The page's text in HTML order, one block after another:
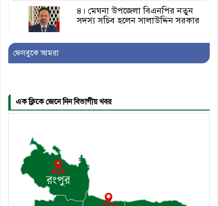
৪। মেঘনা উপজেলা বিএনপির নতুন
সদস্য সচিব হলেন সালাউদ্দিন সরকার
পেলেন দাউদকান্দি মডেল থানার
৭। দাউদকান্দিতে মুচি সম্প্রদায়ের
খোঁজখবর নিলেন ড. খন্দকার মারুফ
হোসেন
ফেসবুকে আমরা
এক ক্লিকে জেনে নিন বিভাগীয় খবর